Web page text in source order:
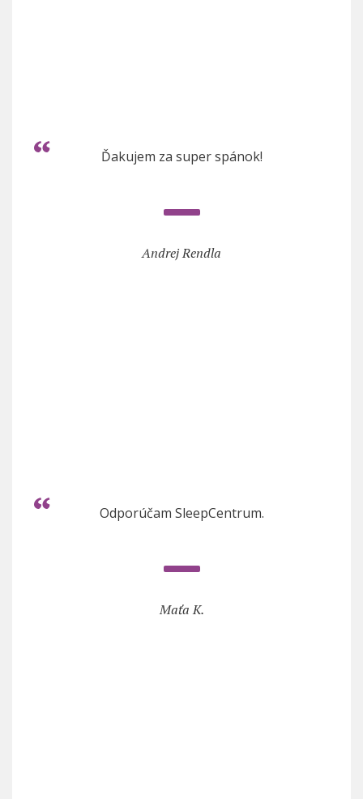
Ďakujem za super spánok!
Andrej Rendla
Odporúčam SleepCentrum.
Maťa K.